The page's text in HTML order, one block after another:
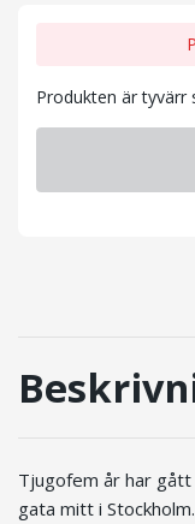
Produkten är tyvärr
Tjugofem år har
gata mitt i